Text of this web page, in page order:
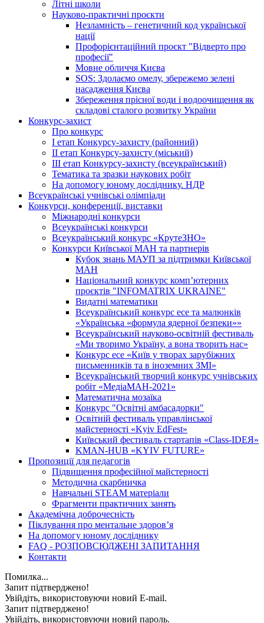
Літні школи
Науково-практичні проєкти
Незламність – генетичний код української
нації
Профорієнтаційний проєкт "Відверто про
професії"
Мовне обличчя Києва
SOS: Здолаємо омелу, збережемо зелені
насадження Києва
Збереження прісної води і водоочищення як
складові сталого розвитку України
Конкурс-захист
Про конкурс
І етап Конкурсу-захисту (районний)
ІІ етап Конкурсу-захисту (міський)
ІІІ етап Конкурсу-захисту (всеукраїнський)
Тематика та зразки наукових робіт
На допомогу юному досліднику. НДР
Всеукраїнські учнівські олімпіади
Конкурси, конференції, виставки
Міжнародні конкурси
Всеукраїнські конкурси
Всеукраїнський конкурс «КрутеЗНО»
Конкурси Київської МАН та партнерів
Кубок знань МАУП за підтримки Київської
МАН
Національний конкурс комп’ютерних
проєктів "INFOMATRIX UKRAINE"
Видатні математики
Всеукраїнський конкурс есе та малюнків
«Українська «формула ядерної безпеки»»
Всеукраїнський науково-освітній фестиваль
«Ми творимо Україну, а вона творить нас»
Конкурс есе «Київ у творах зарубіжних
письменників та в іноземних ЗМІ»
Всеукраїнський творчий конкурс учнівських
робіт «МедіаМАН-2021»
Математична мозаїка
Конкурс "Освітні амбасадорки"
Освітній фестиваль управлінської
майстерності «Kyiv EdFest»
Київський фестиваль стартапів «Class-IDEЯ»
KMAN-HUB «KYIV FUTURE»
Пропозиції для педагогів
Підвищення професійної майстерності
Методична скарбничка
Навчальні STEAM матеріали
Фрагменти практичних занять
Академічна доброчесність
Піклування про ментальне здоровʼя
На допомогу юному досліднику
FAQ - РОЗПОВСЮДЖЕНІ ЗАПИТАННЯ
Контакти
Помилка...
Запит підтверджено!
Увійдіть, використовуючи новий E-mail.
Запит підтверджено!
Увійдіть, використовуючи новий пароль.